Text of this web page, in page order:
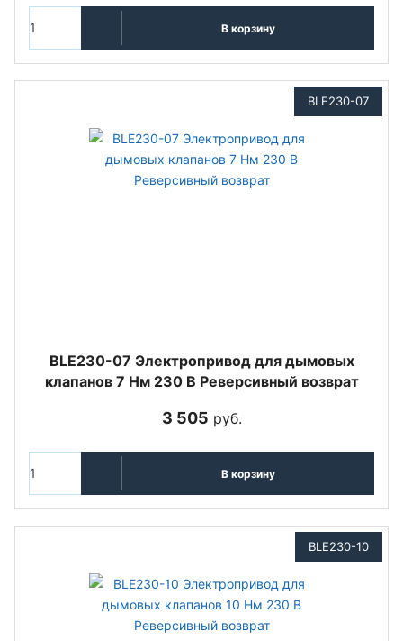
В корзину
BLE230-07
BLE230-07 Электропривод для дымовых
клапанов 7 Нм 230 В Реверсивный возврат
3 505 руб.
В корзину
BLE230-10